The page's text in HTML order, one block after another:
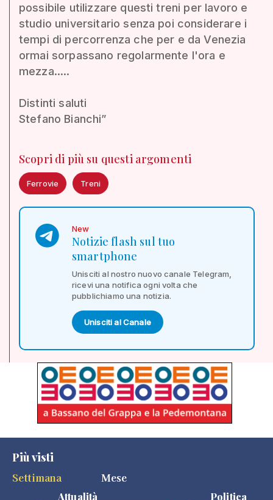
possibile utilizzare questi treni per lavoro e
studio universitario senza poi considerare i
tempi di percorrenza che per e da Venezia
ormai sorpassano regolarmente l'ora e
mezza.....
Distinti saluti
Stefano Bianchi”
Scopri di più su questi argomenti
Ferrovie Treni
New
Notizie flash sul tuo
smartphone
Unisciti al nostro nuovo canale Telegram,
ricevi una notifica ogni volta che
pubblichiamo una notizia.
Unisciti al Canale
Più visti
Settimana
Mese
Attualità Politica